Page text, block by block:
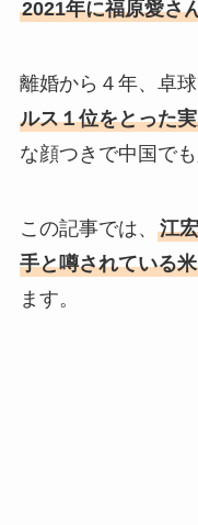
2021年に福原愛さ
離婚から４年、卓
ルス１位をとった
な顔つきで中国で
この記事では、 江
手と噂されている
ます。